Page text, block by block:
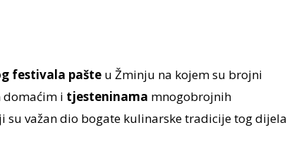
festivala pašteu Žminju na kojem su brojni
i tjesteninama mnogobrojnih
su važan dio bogate kulinarske tradicije tog dijela